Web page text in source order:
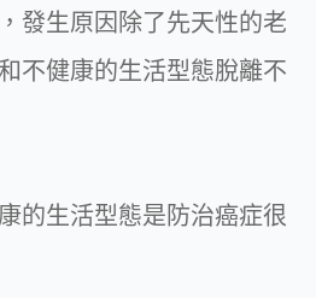
，發生原因除了先天性的老
不健康的生活型態脫離不
的生活型態是防治癌症很